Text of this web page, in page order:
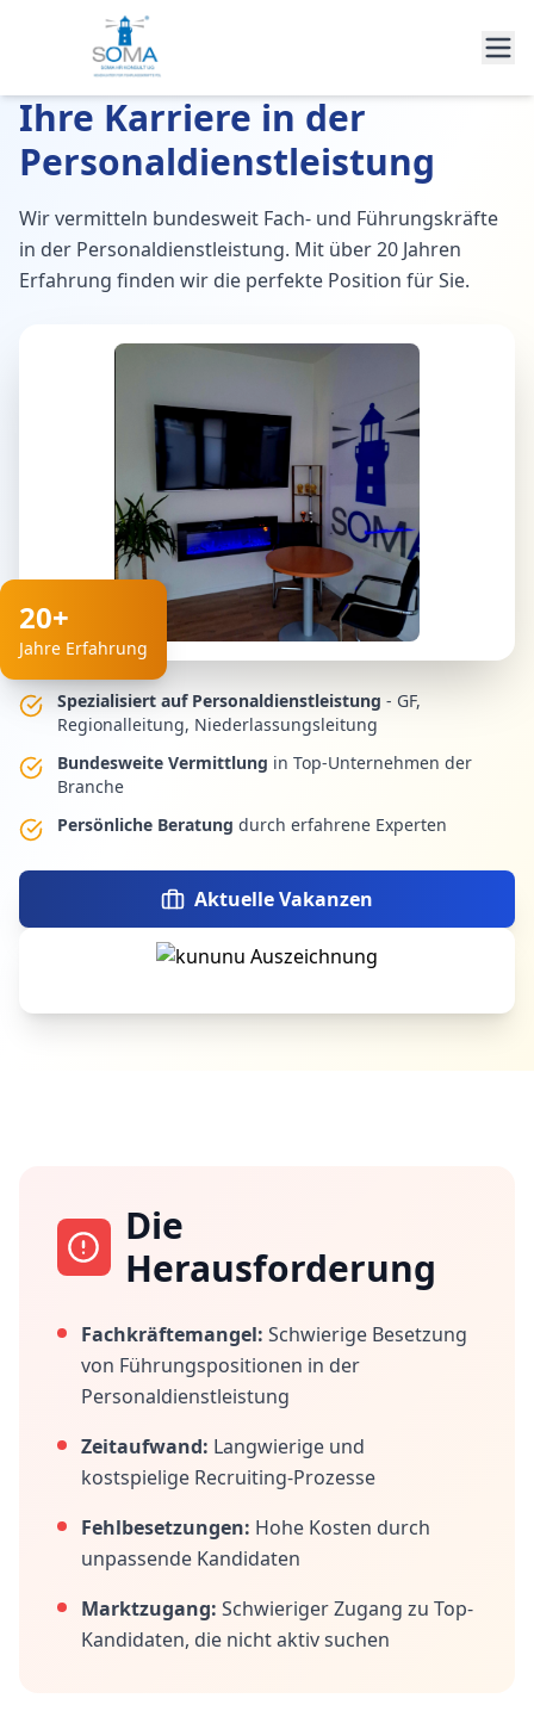
Ihre Karriere in der
Personaldienstleistung
Wir vermitteln bundesweit Fach- und Führungskräfte
in der Personaldienstleistung. Mit über 20 Jahren
Erfahrung finden wir die perfekte Position für Sie.
20+
Jahre Erfahrung
Spezialisiert auf Personaldienstleistung - GF,
Regionalleitung, Niederlassungsleitung
Bundesweite Vermittlung in Top-Unternehmen der
Branche
Persönliche Beratung durch erfahrene Experten
Aktuelle Vakanzen
Die
Herausforderung
Fachkräftemangel: Schwierige Besetzung
von Führungspositionen in der
Personaldienstleistung
Zeitaufwand: Langwierige und
kostspielige Recruiting-Prozesse
Fehlbesetzungen: Hohe Kosten durch
unpassende Kandidaten
Marktzugang: Schwieriger Zugang zu Top-
Kandidaten, die nicht aktiv suchen